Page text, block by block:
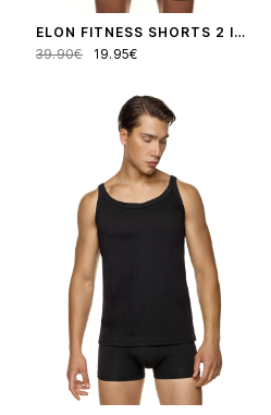
ELON FITNESS SHORTS 2 IN 1
39.90€
19.95€